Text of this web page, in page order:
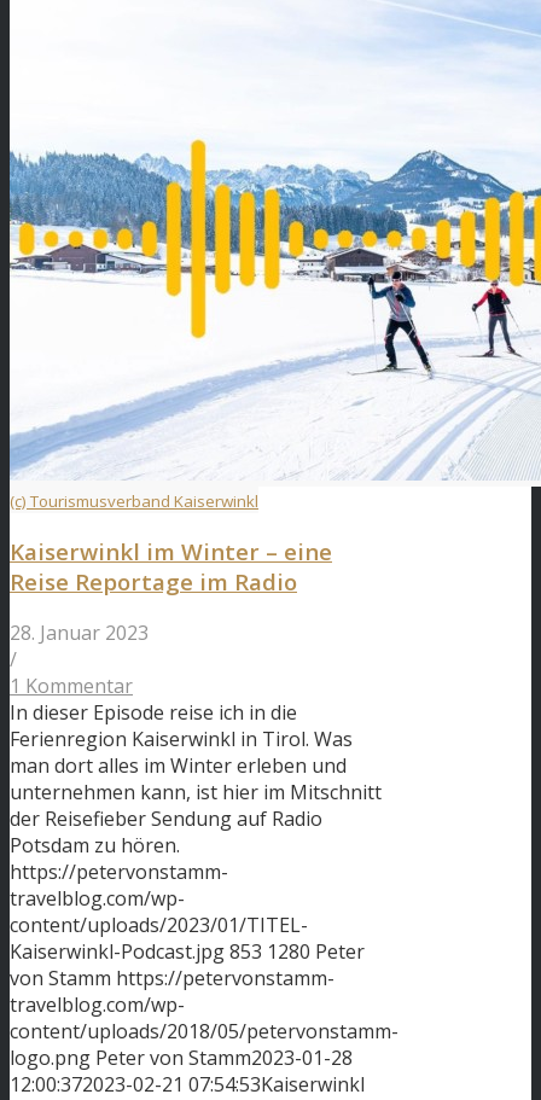
(c) Tourismusverband Kaiserwinkl
Kaiserwinkl im Winter – eine
Reise Reportage im Radio
28. Januar 2023
/
1 Kommentar
In dieser Episode reise ich in die
Ferienregion Kaiserwinkl in Tirol. Was
man dort alles im Winter erleben und
unternehmen kann, ist hier im Mitschnitt
der Reisefieber Sendung auf Radio
Potsdam zu hören.
https://petervonstamm-
travelblog.com/wp-
content/uploads/2023/01/TITEL-
Kaiserwinkl-Podcast.jpg853 1280 Peter
von Stamm https://petervonstamm-
travelblog.com/wp-
content/uploads/2018/05/petervonstamm-
logo.png Peter von Stamm2023-01-28
12:00:372023-02-21 07:54:53Kaiserwinkl